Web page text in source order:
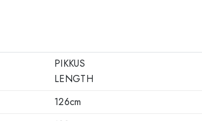
PIKKUS
LENGTH
126cm